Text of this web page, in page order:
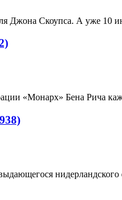
Джона Скоупса. А уже 10
«Монарх» Бена Рича